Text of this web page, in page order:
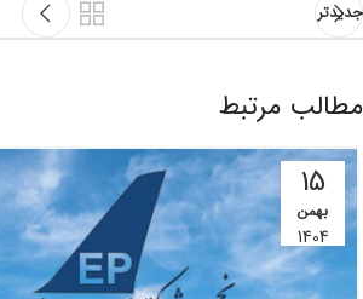
جدیدتر
مطالب مرتبط
15
بهمن
1404